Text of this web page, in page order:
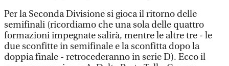
Per la Seconda Divisione si gioca il ritorno delle
semifinali (ricordiamo che una sola delle quattro
formazioni impegnate salirà, mentre le altre tre - le
due sconfitte in semifinale e la sconfitta dopo la
doppia finale - retrocederanno in serie D). Ecco il